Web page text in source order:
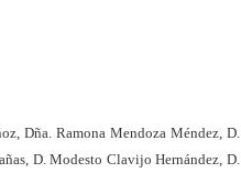
Dña. Ramona Mendoza Méndez, D.
D. Modesto Clavijo Hernández, D.